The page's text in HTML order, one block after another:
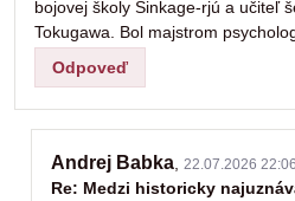
bojovej školy Šinkage-rjú a učiteľ
Tokugawa. Bol majstrom
Odpoveď
Andrej Babka 22.07.2026
Re: Medzi historicky